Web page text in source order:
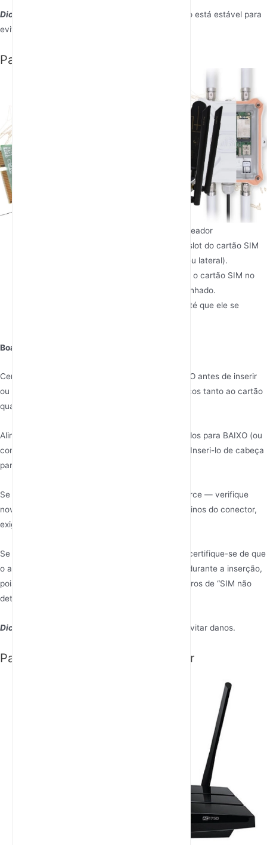
Dica
: Certifique-se de que a fonte de alimentação está estável para
evitar interrupções.
Passo 3: Insira o cartão SIM
Como Inserir um Cartão SIM no Roteador
: Encontre o slot do cartão SIM
no roteador (geralmente na parte traseira ou lateral).
: Insira cuidadosamente o cartão SIM no
slot, garantindo que esteja devidamente alinhado.
: Empurre o cartão SIM até que ele se
Boas Práticas no Manuseio do Cartão SIM:
Certifique-se de que o roteador esteja DESLIGADO antes de inserir
ou remover o cartão SIM para evitar danos elétricos tanto ao cartão
quanto ao leitor de SIM do roteador.
Alinhe os contatos dourados do cartão SIM voltados para BAIXO (ou
conforme indicado no diagrama próximo ao slot). Inseri-lo de cabeça
para baixo pode danificar os pinos.
Se o cartão SIM não deslizar suavemente, não force — verifique
novamente a orientação. Forçar pode dobrar os pinos do conector,
exigindo reparo profissional.
Se estiver usando um nano-SIM com adaptador, certifique-se de que
o adaptador esteja bem ajustado e não se mova durante a inserção,
pois o desalinhamento é uma causa comum de erros de “SIM não
detectado”.
Dica : Manuseie o cartão SIM com cuidado para evitar danos.
Passo 4: Ligue e inicialize o router